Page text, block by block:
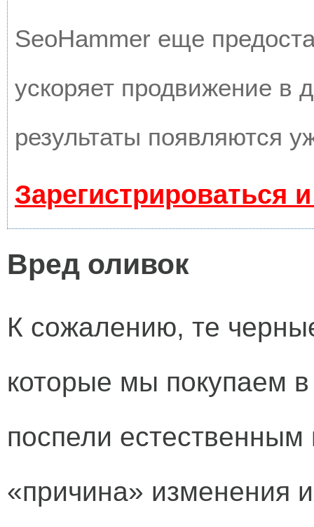
SeoHammer еще
ускоряет продвижение в
результаты появляются
Зарегистрироваться
Вред оливок
К сожалению, те
которые мы покупаем в
поспели
«причина» изменения